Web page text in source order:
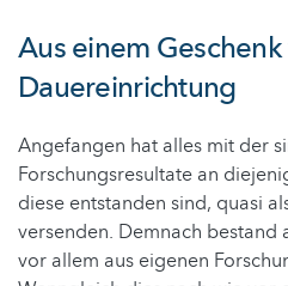
Aus einem
Dauereinrichtung
Angefangen hat alles mit der
Forschungsresultate an
diese entstanden sind, quasi
versenden. Demnach bestand
vor allem aus eigenen